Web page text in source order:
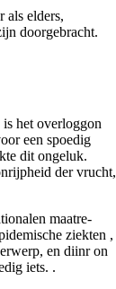
als elders,
doorgebracht.
het overloggon
een spoedig
dit ongeluk.
der vrucht,
maatre-
ziekten ,
en diinr on
iets. .